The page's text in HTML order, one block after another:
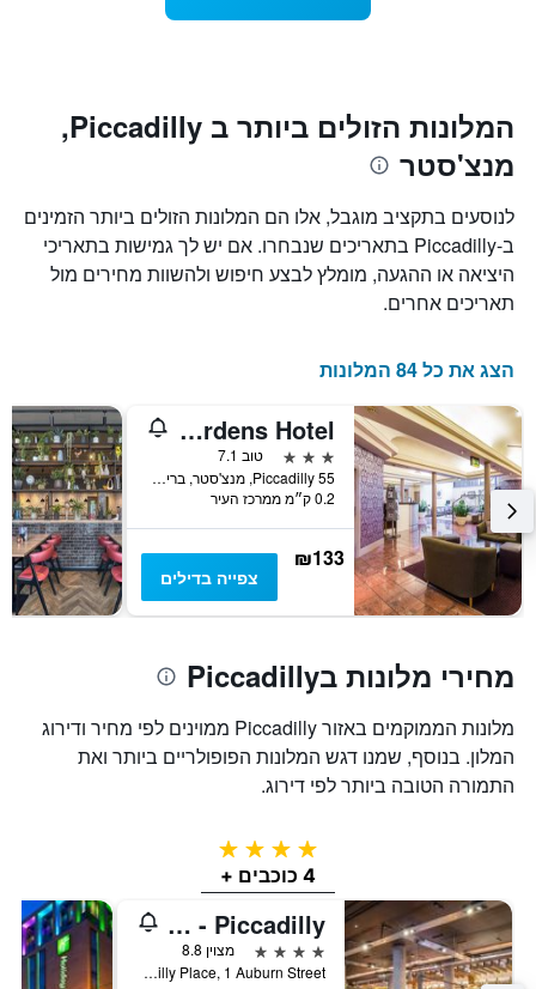
המחיר
הממוצע
של
במהלך
סוף
השבוע
זה
שנמצא
האחרונים
X
המציגים
את
הימים
שנותרו
עד
למועד
השהות
כולל
ציר
המציג
את
מחיר
הממוצע
של
המלונות הזולים ביותר ב Piccadilly,
מנצ'סטר
לנוסעים בתקציב מוגבל, אלו הם המלונות הזולים ביותר הזמינים
ב-Piccadilly בתאריכים שנבחרו. אם יש לך גמישות בתאריכי
היציאה או ההגעה, מומלץ לבצע חיפוש ולהשוות מחירים מול
תאריכים אחרים.
הצג את כל 84 המלונות
Gardens Hotel
3 כוכבים
טוב 7.1
55 Piccadilly, מנצ'סטר, בריטניה
0.2 ק״מ ממרכז העיר
₪133
צפייה בדילים
מחירי מלונות בPiccadilly
מלונות הממוקמים באזור Piccadilly ממוינים לפי מחיר ודירוג
המלון. בנוסף, שמנו דגש המלונות הפופולריים ביותר ואת
התמורה הטובה ביותר לפי דירוג.
4 כוכבים
4 כוכבים +
DoubleTree by Hilton Manchester - Piccadilly
4 כוכבים
מצוין 8.8
One Piccadilly Place, 1 Auburn Street, מנצ'סטר, בריטניה